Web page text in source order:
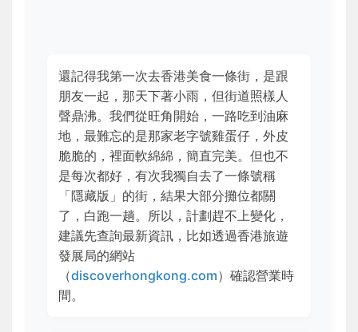
還記得我第一次去香港美食一條街，是跟
朋友一起，那天下著小雨，但街道照樣人
聲鼎沸。我們從旺角開始，一路吃到油麻
地，最難忘的是那家老字號雞蛋仔，外皮
脆脆的，裡面軟綿綿，簡直完美。但也不
是每次都好，有次我獨自去了一條號稱
「隱藏版」的街，結果大部分攤位都關
了，白跑一趟。所以，計劃趕不上變化，
建議先查詢最新資訊，比如透過香港旅遊
發展局的網站
（discoverhongkong.com）確認營業時
間。